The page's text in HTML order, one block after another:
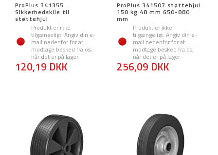
ProPlus 341355
Sikkerhedskile til
støttehjul
Produkt er ikke
tilgængeligt. Angiv din e-
mail nedenfor for at
modtage besked fra os,
når det er på lager.
120,19 DKK
ProPlus 341507 støttehjul
150 kg 48 mm 650-880
mm
Produkt er ikke
tilgængeligt. Angiv din e-
mail nedenfor for at
modtage besked fra os,
når det er på lager.
256,09 DKK